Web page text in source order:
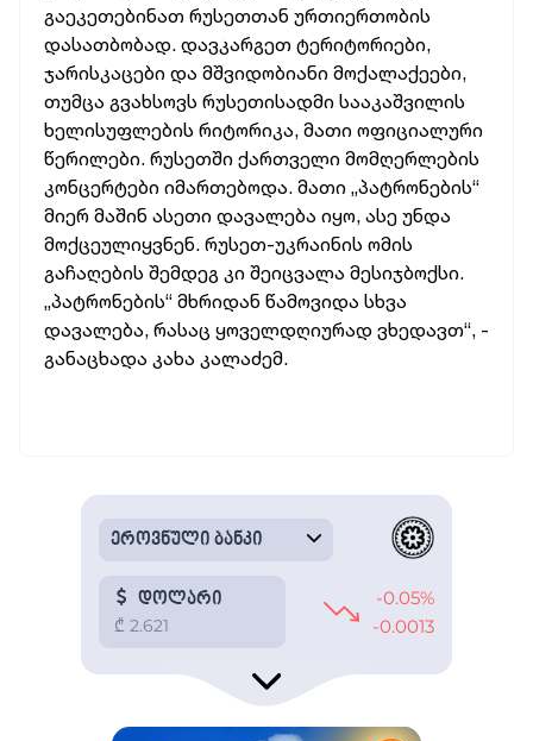
გაეკეთებინათ რუსეთთან ურთიერთობის
დასათბობად. დავკარგეთ ტერიტორიები,
ჯარისკაცები და მშვიდობიანი მოქალაქეები,
თუმცა გვახსოვს რუსეთისადმი სააკაშვილის
ხელისუფლების რიტორიკა, მათი ოფიციალური
წერილები. რუსეთში ქართველი მომღერლების
კონცერტები იმართებოდა. მათი „პატრონების“
მიერ მაშინ ასეთი დავალება იყო, ასე უნდა
მოქცეულიყვნენ. რუსეთ-უკრაინის ომის
გაჩაღების შემდეგ კი შეიცვალა მესიჯბოქსი.
„პატრონების“ მხრიდან წამოვიდა სხვა
დავალება, რასაც ყოველდღიურად ვხედავთ“, -
განაცხადა კახა კალაძემ.